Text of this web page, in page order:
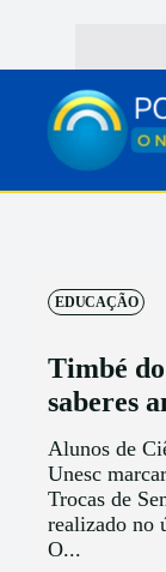
EDUCAÇÃO
Timbé
saberes
Alunos de
Unesc
Trocas de
realizado no
O...